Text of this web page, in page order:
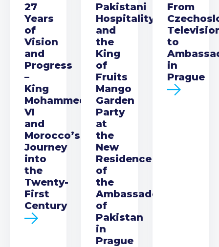
27
Years
of
Vision
and
Progress
–
King
Mohammed
VI
and
Morocco’s
Journey
into
the
Twenty-
First
Century
Pakistani
Hospitality
and
the
King
of
Fruits
Mango
Garden
Party
at
the
New
Residence
of
the
Ambassador
of
Pakistan
in
Prague
From
to
in
Prague